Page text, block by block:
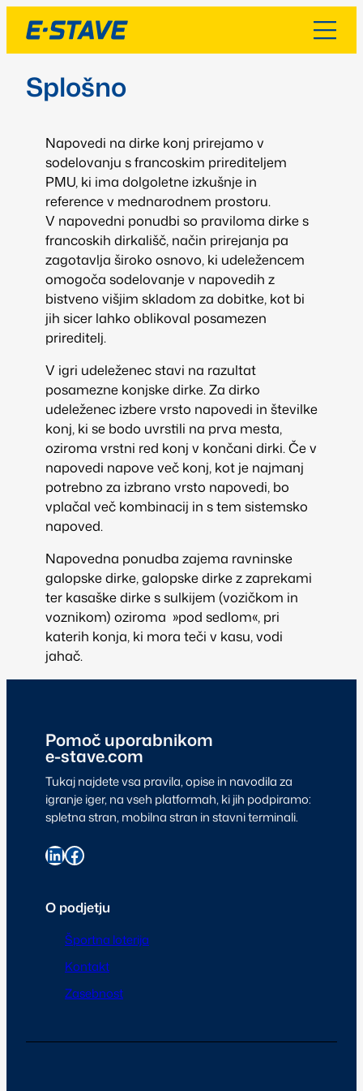
Splošno
Napovedi na dirke konj prirejamo v
sodelovanju s francoskim prirediteljem
PMU, ki ima dolgoletne izkušnje in
reference v mednarodnem prostoru.
V napovedni ponudbi so praviloma dirke s
francoskih dirkališč, način prirejanja pa
zagotavlja široko osnovo, ki udeležencem
omogoča sodelovanje v napovedih z
bistveno višjim skladom za dobitke, kot bi
jih sicer lahko oblikoval posamezen
prireditelj.
V igri udeleženec stavi na razultat
posamezne konjske dirke. Za dirko
udeleženec izbere vrsto napovedi in številke
konj, ki se bodo uvrstili na prva mesta,
oziroma vrstni red konj v končani dirki. Če v
napovedi napove več konj, kot je najmanj
potrebno za izbrano vrsto napovedi, bo
vplačal več kombinacij in s tem sistemsko
napoved.
Napovedna ponudba zajema ravninske
galopske dirke, galopske dirke z zaprekami
ter kasaške dirke s sulkijem (vozičkom in
voznikom) oziroma »pod sedlom«, pri
katerih konja, ki mora teči v kasu, vodi
jahač.
Pomoč uporabnikom
e-stave.com
Tukaj najdete vsa pravila, opise in navodila za
igranje iger, na vseh platformah, ki jih podpiramo:
spletna stran, mobilna stran in stavni terminali.
O podjetju
Športna loterija
Kontakt
Zasebnost